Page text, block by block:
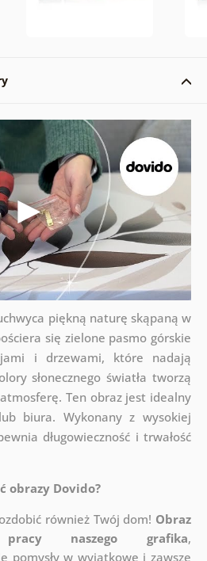
piękną naturę skąpaną w
się zielone pasmo górskie
i drzewami, które nadają
słonecznego światła tworzą
Ten obraz jest idealny
biura. Wykonany z wysokiej
długowieczność i trwałość
obrazy Dovido?
również Twój dom! Obraz
naszego grafika,
pomysły w wyjątkowe i zawsze